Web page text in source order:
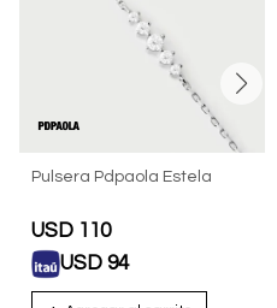
Pulsera Pdpaola Estela
USD 110
USD 94